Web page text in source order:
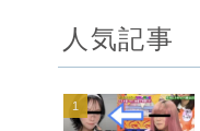
人気記事